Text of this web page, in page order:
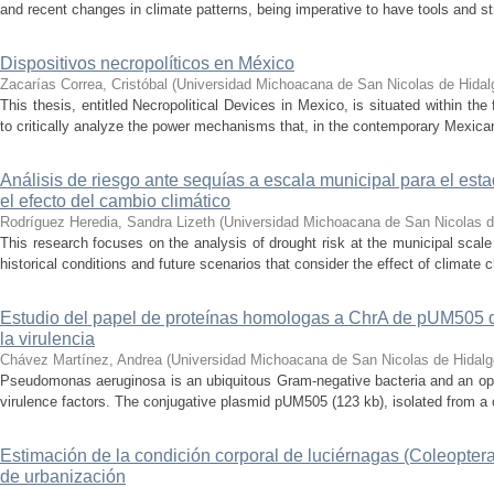
and recent changes in climate patterns, being imperative to have tools and
Dispositivos necropolíticos en México
Zacarías Correa, Cristóbal (Universidad Michoacana de San Nicolas de
This thesis, entitled Necropolitical Devices in Mexico, is situated within
to critically analyze the power mechanisms that, in the contemporary
Análisis de riesgo ante sequías a escala municipal para el
el efecto del cambio climático
Rodríguez Heredia, Sandra Lizeth (Universidad Michoacana de San Nicolas
This research focuses on the analysis of drought risk at the municipal
historical conditions and future scenarios that consider the effect of climate
Estudio del papel de proteínas homologas a ChrA de
la virulencia
Chávez Martínez, Andrea (Universidad Michoacana de San Nicolas de
Pseudomonas aeruginosa is an ubiquitous Gram-negative bacteria and an
virulence factors. The conjugative plasmid pUM505 (123 kb), isolated from
Estimación de la condición corporal de luciérnagas
de urbanización